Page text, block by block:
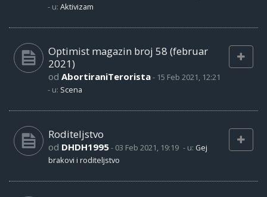
- u: Aktivizam
Optimist magazin broj 58 (februar
2021)
od AbortiraniTerorista- 15 Feb 2021, 12:21
- u: Scena
Roditeljstvo
od DHDH1995- 03 Feb 2021, 19:19 - u: Gej
brakovi i roditeljstvo